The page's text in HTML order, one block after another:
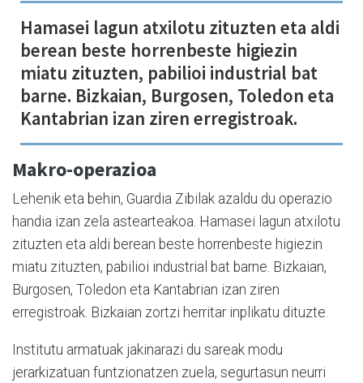
Hamasei lagun atxilotu zituzten eta aldi
berean beste horrenbeste higiezin
miatu zituzten, pabilioi industrial bat
barne. Bizkaian, Burgosen, Toledon eta
Kantabrian izan ziren erregistroak.
Makro-operazioa
Lehenik eta behin, Guardia Zibilak azaldu du operazio
handia izan zela astearteakoa. Hamasei lagun atxilotu
zituzten eta aldi berean beste horrenbeste higiezin
miatu zituzten, pabilioi industrial bat barne. Bizkaian,
Burgosen, Toledon eta Kantabrian izan ziren
erregistroak. Bizkaian zortzi herritar inplikatu dituzte.
Institutu armatuak jakinarazi du sareak modu
jerarkizatuan funtzionatzen zuela, segurtasun neurri